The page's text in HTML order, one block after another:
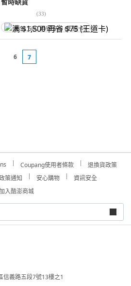
(33)
满 $1,500 再省 $75 (王道卡)
6 7
Coupang使用者條款
退換貨政策
策通知 安心購物
資訊安全
入酷澎商城
信義路五段7號13樓之1